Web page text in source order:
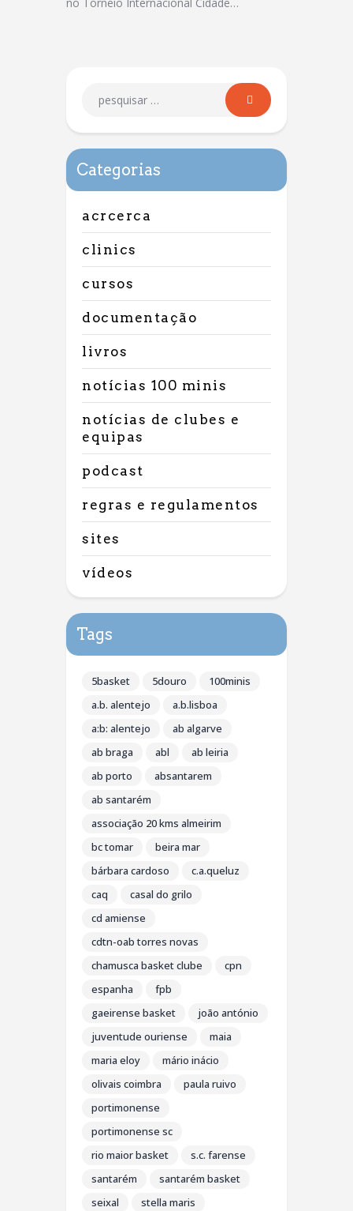
Categorias
acrcerca
clinics
cursos
documentação
livros
notícias 100 minis
notícias de clubes e
equipas
podcast
regras e regulamentos
sites
vídeos
Tags
5basket 5douro
100minis
a.b. alentejo
a.b.lisboa
a:b: alentejo
ab algarve
ab braga
abl
ab leiria
ab porto
absantarem
ab santarém
associação 20 kms almeirim
bc tomar
beira mar
bárbara cardoso
c.a.queluz
caq
casal do grilo
cd amiense
cdtn-oab torres novas
chamusca basket clube
cpn
espanha
fpb
gaeirense basket
joão antónio
juventude ouriense
maia
maria eloy
mário inácio
olivais coimbra
paula ruivo
portimonense
portimonense sc
rio maior basket
s.c. farense
santarém
santarém basket
seixal
stella maris